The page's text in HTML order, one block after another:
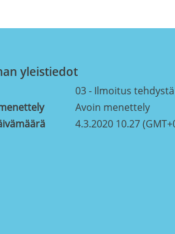
yleistiedot
03 - Ilmoitus
Avoin menettely
4.3.2020 10.27